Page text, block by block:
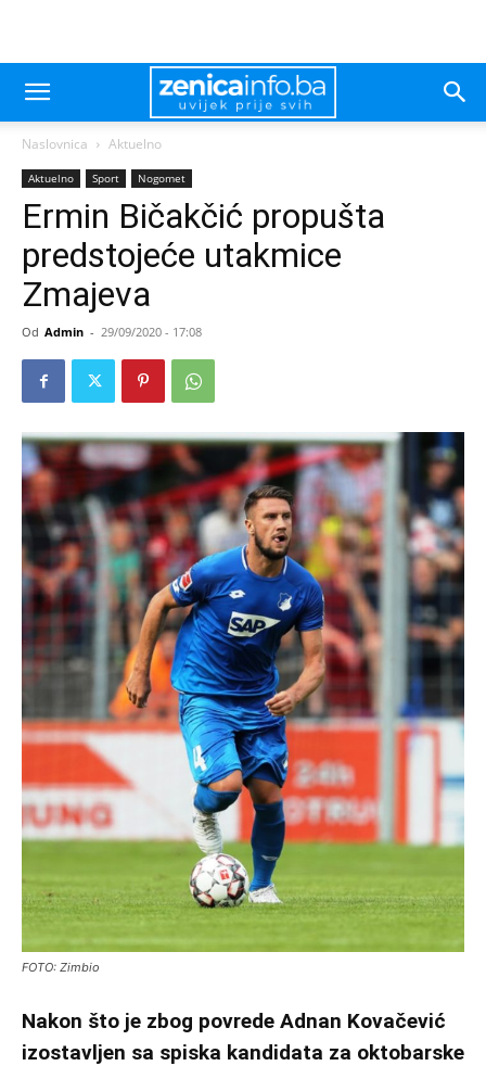
Naslovnica Aktuelno
Aktuelno Sport Nogomet
Ermin Bičakčić propušta
predstojeće utakmice
Zmajeva
Od Admin - 29/09/2020 - 17:08
FOTO: Zimbio
Nakon što je zbog povrede Adnan Kovačević
izostavljen sa spiska kandidata za oktobarske